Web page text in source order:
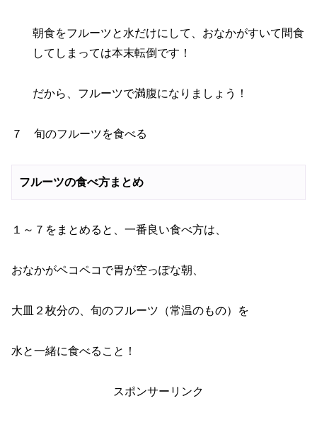
朝食をフルーツと水だけにして、おなかがすいて間食
してしまっては本末転倒です！
だから、フルーツで満腹になりましょう！
７ 旬のフルーツを食べる
フルーツの食べ方まとめ
１～７をまとめると、一番良い食べ方は、
おなかがペコペコで胃が空っぽな朝、
大皿２枚分の、旬のフルーツ（常温のもの）を
水と一緒に食べること！
スポンサーリンク